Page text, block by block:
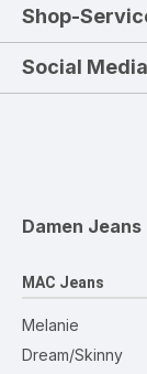
Shop-
Social Media
Damen Jeans
MAC Jeans
Melanie
Dream/Skinny